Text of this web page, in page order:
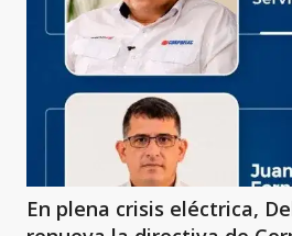
En plena crisis eléctrica,